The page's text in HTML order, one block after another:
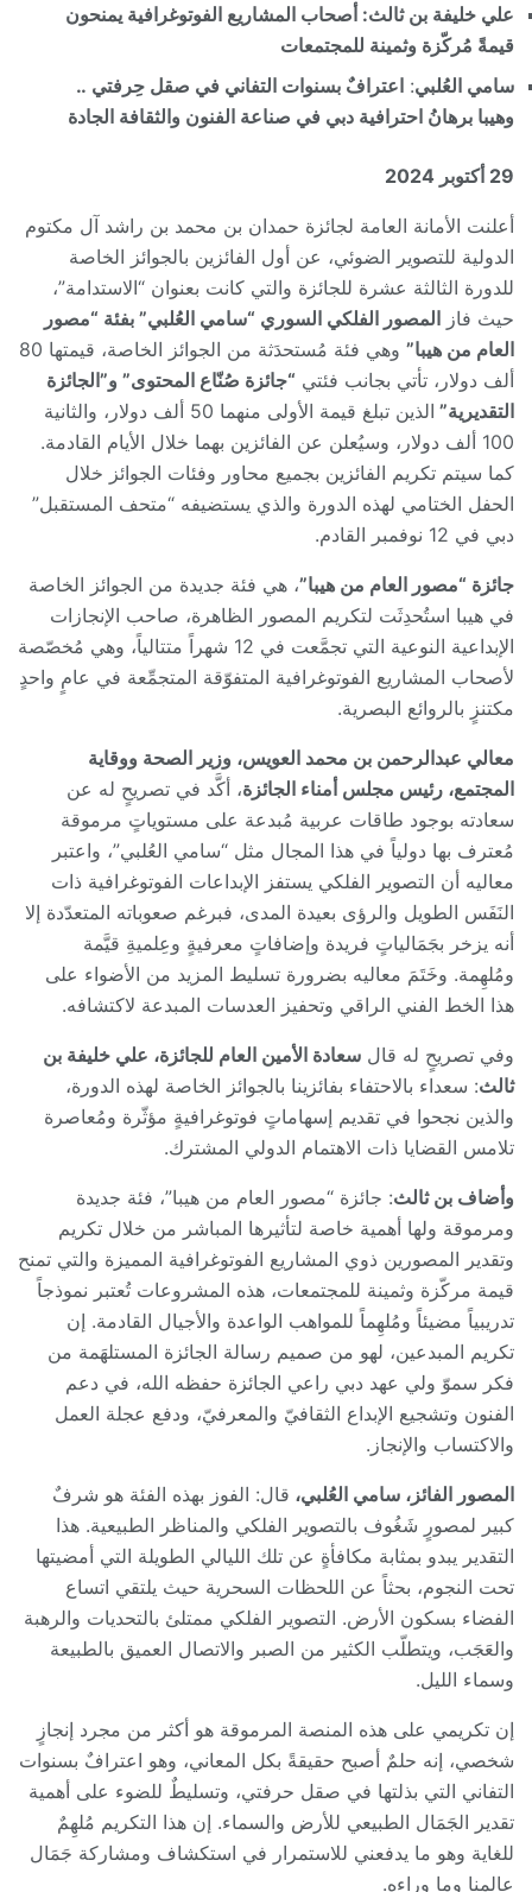
علي خليفة بن ثالث: أصحاب المشاريع الفوتوغرافية يمنحون
قيمةً مُركّزة وثمينة للمجتمعات
سامي العُلبي: اعترافٌ بسنوات التفاني في صقل حِرفتي ..
وهيبا برهانُ احترافية دبي في صناعة الفنون والثقافة الجادة
29 أكتوبر 2024
أعلنت الأمانة العامة لجائزة حمدان بن محمد بن راشد آل مكتوم
الدولية للتصوير الضوئي، عن أول الفائزين بالجوائز الخاصة
للدورة الثالثة عشرة للجائزة والتي كانت بعنوان “الاستدامة”،
حيث فاز المصور الفلكي السوري “سامي العُلبي” بفئة “مصور
العام من هيبا”
وهي فئة مُستحدَثة من الجوائز الخاصة، قيمتها 80
ألف دولار، تأتي بجانب فئتي “جائزة صُنّاع المحتوى” و”الجائزة
التقديرية”
الذين تبلغ قيمة الأولى منهما 50 ألف دولار، والثانية
100 ألف دولار، وسيُعلن عن الفائزين بهما خلال الأيام القادمة.
كما سيتم تكريم الفائزين بجميع محاور وفئات الجوائز خلال
الحفل الختامي لهذه الدورة والذي يستضيفه “متحف المستقبل”
دبي في 12 نوفمبر القادم.
جائزة “مصور العام من هيبا”، هي فئة جديدة من الجوائز الخاصة
في هيبا استُحدِثَت لتكريم المصور الظاهرة، صاحب الإنجازات
الإبداعية النوعية التي تجمَّعت في 12 شهراً متتالياً، وهي مُخصّصة
لأصحاب المشاريع الفوتوغرافية المتفوّقة المتجمِّعة في عامٍ واحدٍ
مكتنزٍ بالروائع البصرية.
معالي عبدالرحمن بن محمد العويس، وزير الصحة ووقاية
المجتمع، رئيس مجلس أمناء الجائزة، أكَّد في تصريحٍ له عن
سعادته بوجود طاقات عربية مُبدعة على مستوياتٍ مرموقة
مُعترف بها دولياً في هذا المجال مثل “سامي العُلبي”، واعتبر
معاليه أن التصوير الفلكي يستفز الإبداعات الفوتوغرافية ذات
النَفَس الطويل والرؤى بعيدة المدى، فبرغم صعوباته المتعدّدة إلا
أنه يزخر بجَمَالياتٍ فريدة وإضافاتٍ معرفيةٍ وعِلميةِ قيَّمة
ومُلهِمة. وخَتَمَ معاليه بضرورة تسليط المزيد من الأضواء على
هذا الخط الفني الراقي وتحفيز العدسات المبدعة لاكتشافه.
وفي تصريحٍ له قال سعادة الأمين العام للجائزة، علي خليفة بن
ثالث: سعداء بالاحتفاء بفائزينا بالجوائز الخاصة لهذه الدورة،
والذين نجحوا في تقديم إسهاماتٍ فوتوغرافيةٍ مؤثّرة ومُعاصرة
تلامس القضايا ذات الاهتمام الدولي المشترك.
وأضاف بن ثالث: جائزة “مصور العام من هيبا”، فئة جديدة
ومرموقة ولها أهمية خاصة لتأثيرها المباشر من خلال تكريم
وتقدير المصورين ذوي المشاريع الفوتوغرافية المميزة والتي تمنح
قيمة مركّزة وثمينة للمجتمعات، هذه المشروعات تُعتبر نموذجاً
تدريبياً مضيئاً ومُلهِماً للمواهب الواعدة والأجيال القادمة. إن
تكريم المبدعين، لهو من صميم رسالة الجائزة المستلهَمة من
فكر سموّ ولي عهد دبي راعي الجائزة حفظه الله، في دعم
الفنون وتشجيع الإبداع الثقافيّ والمعرفيّ، ودفع عجلة العمل
والاكتساب والإنجاز.
المصور الفائز، سامي العُلبي، قال: الفوز بهذه الفئة هو شرفٌ
كبير لمصورٍ شَغُوف بالتصوير الفلكي والمناظر الطبيعية. هذا
التقدير يبدو بمثابة مكافأةٍ عن تلك الليالي الطويلة التي أمضيتها
تحت النجوم، بحثاً عن اللحظات السحرية حيث يلتقي اتساع
الفضاء بسكون الأرض. التصوير الفلكي ممتلئ بالتحديات والرهبة
والعَجَب، ويتطلّب الكثير من الصبر والاتصال العميق بالطبيعة
وسماء الليل.
إن تكريمي على هذه المنصة المرموقة هو أكثر من مجرد إنجازٍ
شخصي، إنه حلمٌ أصبح حقيقةً بكل المعاني، وهو اعترافٌ بسنوات
التفاني التي بذلتها في صقل حرفتي، وتسليطٌ للضوء على أهمية
تقدير الجَمَال الطبيعي للأرض والسماء. إن هذا التكريم مُلهِمٌ
للغاية وهو ما يدفعني للاستمرار في استكشاف ومشاركة جَمَال
عالمنا وما وراءه.